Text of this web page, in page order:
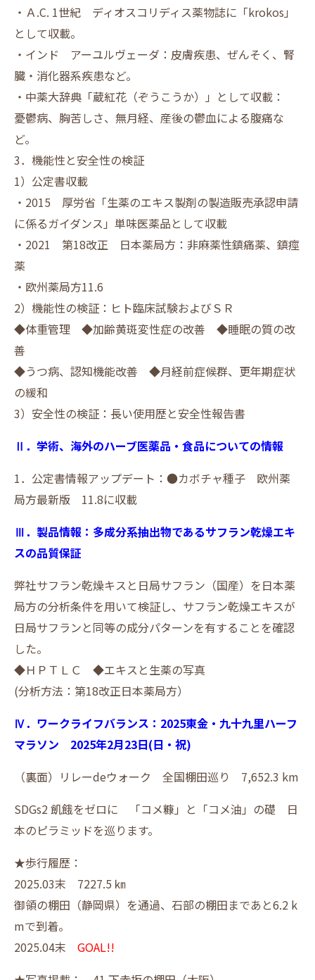
・Ａ.C. 1世紀 ディオスコリディス薬物誌に「krokos」
として収載。
・インド アーユルヴェーダ：皮膚疾患、ぜんそく、腎
臓・消化器系疾患など。
・中薬大辞典「蔵紅花（ぞうこうか）」として収載：
憂鬱病、胸苦しさ、無月経、産後の鬱血による腹痛な
ど。
3．機能性と安全性の検証
1）公定書収載
・2015 厚労省「生薬のエキス製剤の製造販売承認申請
に係るガイダンス」単味医薬品として収載
・2021 第18改正 日本薬局方：非麻薬性鎮痛薬、鎮痙
薬
・欧州薬局方11.6
2）機能性の検証：ヒト臨床試験およびＳＲ
◆体重管理 ◆加齢黄斑変性症の改善 ◆睡眠の質の改
善
◆うつ病、認知機能改善 ◆月経前症候群、更年期症状
の緩和
3）安全性の検証：長い使用歴と安全性報告書
Ⅱ．学術、海外のハーブ医薬品・食品についての情報
1．公定書情報アップデート：●カボチャ種子 欧州薬
局方最新版 11.8に収載
Ⅲ．製品情報：多成分系抽出物であるサフラン乾燥エキ
スの品質保証
弊社サフラン乾燥キスと日局サフラン（国産）を日本薬
局方の分析条件を用いて検証し、サフラン乾燥エキスが
日局サフランと同等の成分パターンを有することを確認
した。
◆ＨＰＴＬＣ ◆エキスと生薬の写真
(分析方法：第18改正日本薬局方）
Ⅳ．ワークライフバランス：2025東金・九十九里ハーフ
マラソン 2025年2月23日(日・祝)
（裏面）リレーdeウォーク 全国棚田巡り 7,652.3 km
SDGs2 飢餓をゼロに 「コメ糠」と「コメ油」の礎 日
本のピラミッドを巡ります。
★歩行履歴：
2025.03末 7227.5 ㎞
御領の棚田（静岡県）を通過、石部の棚田まであと6.2 k
mで到着。
2025.04末 GOAL!!